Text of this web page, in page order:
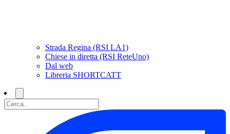
Strada Regina (RSI LA1)
Chiese in diretta (RSI ReteUno)
Dal web
Libreria SHORTCATT